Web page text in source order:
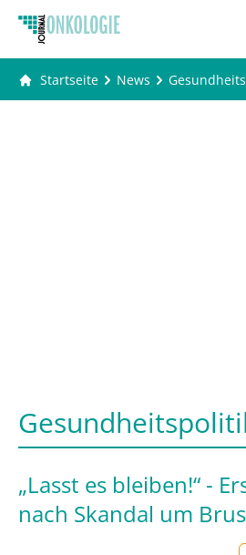
Startseite News
„Lasst es bleiben!“ -
nach Skandal um